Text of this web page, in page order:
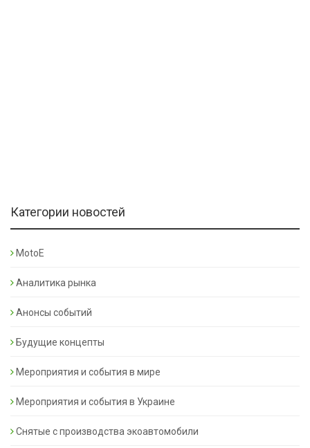
Категории новостей
MotoE
Аналитика рынка
Анонсы событий
Будущие концепты
Мероприятия и события в мире
Мероприятия и события в Украине
Снятые с производства экоавтомобили